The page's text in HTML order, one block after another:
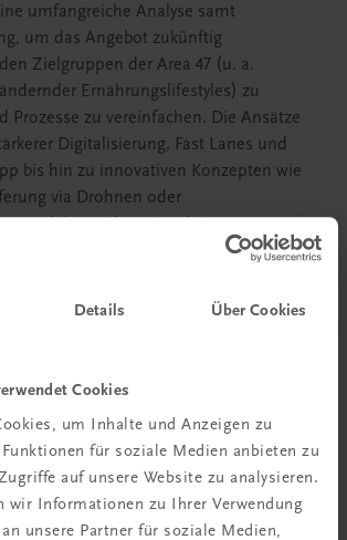
Details Über Cookies
Cookies
um Inhalte und Anzeigen zu
für soziale Medien anbieten zu
auf unsere Website zu analysieren.
wir Informationen zu Ihrer Verwendung
unsere Partner für soziale Medien,
umfangreiche Analyse samt
um das Angebot zukünftig
Zielgruppen der Area 47 (u. a.
Ernährungslifestyles) zu
Prozesse zu vereinfachen. Die Ansätze
Digitalisierung, Fast Lanes und
bis hin zu innovativen Konzepten wie
via Drohnen oder
und dem „Flying-Food-Fox“.
bei einem Folgebesuch 2025 zu sehen,